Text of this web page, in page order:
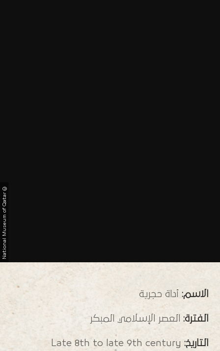
©
N
a
t
i
o
n
a
l
M
u
s
e
u
m
o
f
Q
a
t
a
r
الاسم: أداة حجرية
الفترة: العصر الإسلامي المبكر
التاريخ: Late 8th to late 9th century